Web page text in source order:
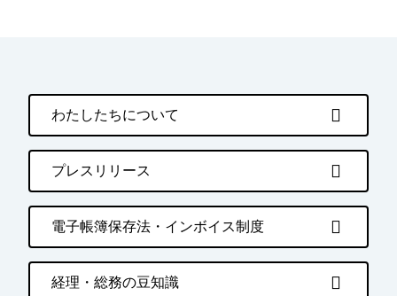
わたしたちについて
プレスリリース
電子帳簿保存法・インボイス制度
経理・総務の豆知識